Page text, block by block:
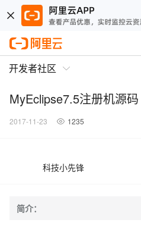
开发者社区
MyEclipse7.5注册机源码
2017-11-23 1235
科技小先锋
简介：